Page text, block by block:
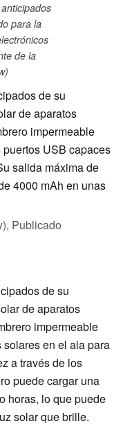
para la
de la
de su
de aparatos
impermeable
USB capaces
salida máxima de
4000 mAh en unas
Publicado
de su
de aparatos
impermeable
en el ala para
a través de los
puede cargar una
horas, lo que puede
solar que brille.